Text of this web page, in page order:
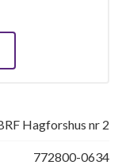
Hagforshus nr 2
772800-0634